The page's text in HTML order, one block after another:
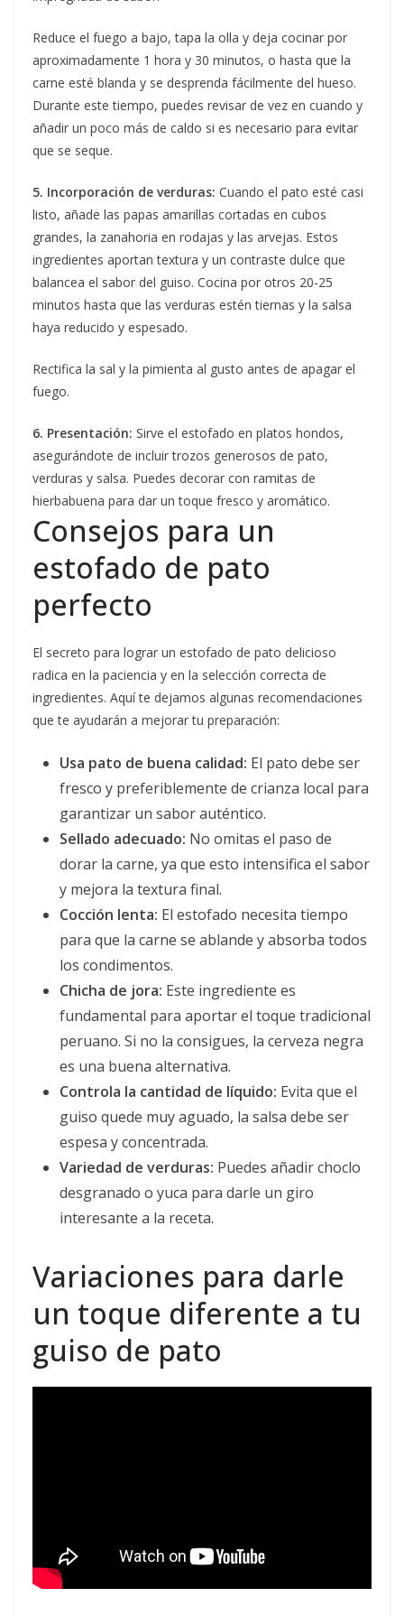
Reduce el fuego a bajo, tapa la olla y deja cocinar por
aproximadamente 1 hora y 30 minutos, o hasta que la
carne esté blanda y se desprenda fácilmente del hueso.
Durante este tiempo, puedes revisar de vez en cuando y
añadir un poco más de caldo si es necesario para evitar
que se seque.
5. Incorporación de verduras: Cuando el pato esté casi
listo, añade las papas amarillas cortadas en cubos
grandes, la zanahoria en rodajas y las arvejas. Estos
ingredientes aportan textura y un contraste dulce que
balancea el sabor del guiso. Cocina por otros 20-25
minutos hasta que las verduras estén tiernas y la salsa
haya reducido y espesado.
Rectifica la sal y la pimienta al gusto antes de apagar el
fuego.
6. Presentación: Sirve el estofado en platos hondos,
asegurándote de incluir trozos generosos de pato,
verduras y salsa. Puedes decorar con ramitas de
hierbabuena para dar un toque fresco y aromático.
Consejos para un
estofado de pato
perfecto
El secreto para lograr un estofado de pato delicioso
radica en la paciencia y en la selección correcta de
ingredientes. Aquí te dejamos algunas recomendaciones
que te ayudarán a mejorar tu preparación:
Usa pato de buena calidad: El pato debe ser
fresco y preferiblemente de crianza local para
garantizar un sabor auténtico.
Sellado adecuado: No omitas el paso de
dorar la carne, ya que esto intensifica el sabor
y mejora la textura final.
Cocción lenta: El estofado necesita tiempo
para que la carne se ablande y absorba todos
los condimentos.
Chicha de jora: Este ingrediente es
fundamental para aportar el toque tradicional
peruano. Si no la consigues, la cerveza negra
es una buena alternativa.
Controla la cantidad de líquido: Evita que el
guiso quede muy aguado, la salsa debe ser
espesa y concentrada.
Variedad de verduras: Puedes añadir choclo
desgranado o yuca para darle un giro
interesante a la receta.
Variaciones para darle
un toque diferente a tu
guiso de pato